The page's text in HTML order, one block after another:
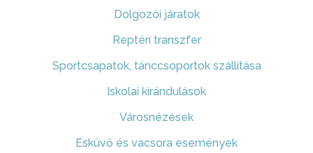
Dolgozói járatok
Reptéri transzfer
Sportcsapatok, tánccsoportok szállítása
Iskolai kirándulások
Városnézések
Esküvő és vacsora események